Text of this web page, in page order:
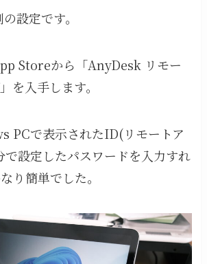
設定です。
Storeから「AnyDesk リモー
を入手します。
PCで表示されたID(リモートア
で設定したパスワードを入力すれ
り簡単でした。